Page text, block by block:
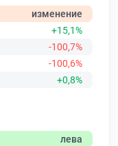
изменение
+15,1%
-100,7%
-100,6%
+0,8%
лева